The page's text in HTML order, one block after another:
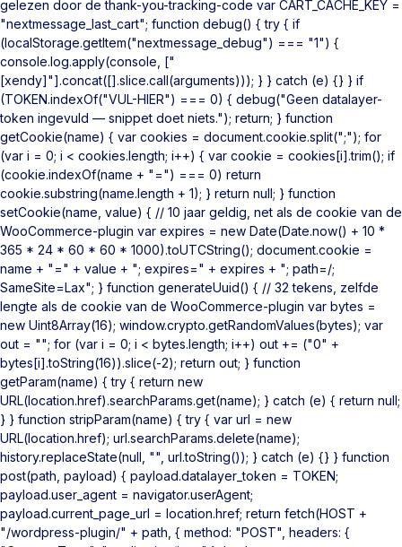
gelezen door de thank-you-tracking-code var CART_CACHE_KEY =
"nextmessage_last_cart"; function debug() { try { if
(localStorage.getItem("nextmessage_debug") === "1") {
console.log.apply(console, ["
[xendy]"].concat([].slice.call(arguments))); } } catch (e) {} } if
(TOKEN.indexOf("VUL-HIER") === 0) { debug("Geen datalayer-
token ingevuld — snippet doet niets."); return; } function
getCookie(name) { var cookies = document.cookie.split(";"); for
(var i = 0; i < cookies.length; i++) { var cookie = cookies[i].trim(); if
(cookie.indexOf(name + "=") === 0) return
cookie.substring(name.length + 1); } return null; } function
setCookie(name, value) { // 10 jaar geldig, net als de cookie van de
WooCommerce-plugin var expires = new Date(Date.now() + 10 *
365 * 24 * 60 * 60 * 1000).toUTCString(); document.cookie =
name + "=" + value + "; expires=" + expires + "; path=/;
SameSite=Lax"; } function generateUuid() { // 32 tekens, zelfde
lengte als de cookie van de WooCommerce-plugin var bytes =
new Uint8Array(16); window.crypto.getRandomValues(bytes); var
out = ""; for (var i = 0; i < bytes.length; i++) out += ("0" +
bytes[i].toString(16)).slice(-2); return out; } function
getParam(name) { try { return new
URL(location.href).searchParams.get(name); } catch (e) { return null;
} } function stripParam(name) { try { var url = new
URL(location.href); url.searchParams.delete(name);
history.replaceState(null, "", url.toString()); } catch (e) {} } function
post(path, payload) { payload.datalayer_token = TOKEN;
payload.user_agent = navigator.userAgent;
payload.current_page_url = location.href; return fetch(HOST +
"/wordpress-plugin/" + path, { method: "POST", headers: {